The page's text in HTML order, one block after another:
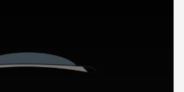
IMPORTATION AUTO en Andorre